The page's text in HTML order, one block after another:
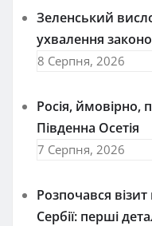
Зеленський
ухвалення
8 Серпня, 2026
Росія, ймовірно,
Південна Осетія
7 Серпня, 2026
Розпочався
Сербії: перші